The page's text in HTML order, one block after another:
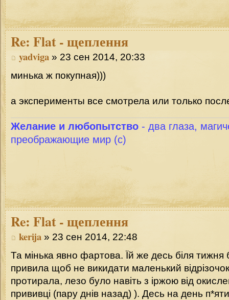
Re: Flat - щеплення
yadviga » 23 сен 2014, 20:33
минька ж покупная)))
а эксперименты все смотрела или только
Желание и любопытство - два глаза,
преображающие мир (с)
Re: Flat - щеплення
kerija » 23 сен 2014, 22:48
Та мінька явно фартова. Їй же десь біля тижня
привила щоб не викидати маленький
протирала, лезо було навіть з іржою від
прививці (пару днів назад) ). Десь на день